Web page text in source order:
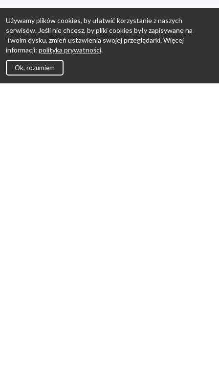
Używamy plików cookies, by ułatwić korzystanie z naszych
serwisów. Jeśli nie chcesz, by pliki cookies były zapisywane na
Twoim dysku, zmień ustawienia swojej przeglądarki. Więcej
informacji: polityka prywatności.
Ok, rozumiem